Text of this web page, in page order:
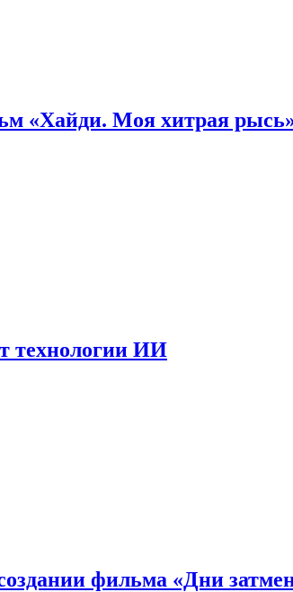
«Хайди. Моя хитрая
технологии ИИ
фильма «Дни